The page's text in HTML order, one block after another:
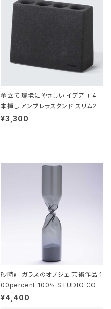
傘立て 環境にやさしい イデアコ 4
本挿し アンブレラスタンド スリム2 i
deaco Umbrella Stand slim2 s
¥3,300
砂時計 ガラスのオブジェ 芸術作品 1
00percent 100% STUDIO COH
AKU Timeless 100パーセント ス
¥4,400